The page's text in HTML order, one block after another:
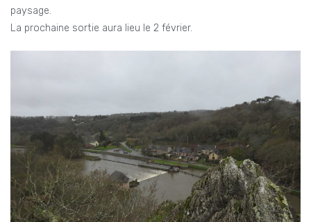
paysage.
La prochaine sortie aura lieu le 2 février.